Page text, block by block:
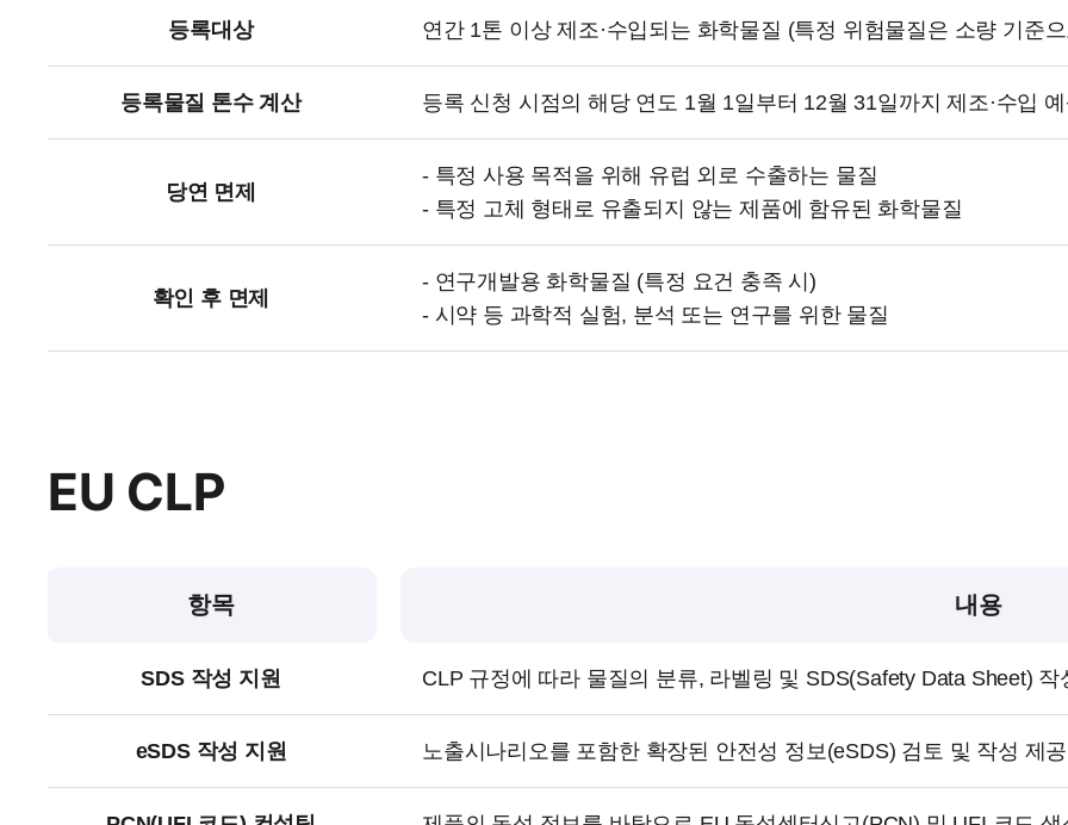
등록대상 연간 1톤 이상 제조·수입되는 화학물질 (특정 위험물질은 소량 기준
등록물질 톤수 계산 등록 신청 시점의 해당 연도 1월 1일부터 12월 31일까지 제조·수입
당연 면제
- 특정 사용 목적을 위해 유럽 외로 수출하는 물질
- 특정 고체 형태로 유출되지 않는 제품에 함유된 화학물질
확인 후 면제
- 연구개발용 화학물질 (특정 요건 충족 시)
- 시약 등 과학적 실험, 분석 또는 연구를 위한 물질
EU CLP
항목 내용
SDS 작성 지원 CLP 규정에 따라 물질의 분류, 라벨링 및 SDS(Safety Data Sheet)
eSDS 작성 지원 노출시나리오를 포함한 확장된 안전성 정보(eSDS) 검토 및 작성 제공